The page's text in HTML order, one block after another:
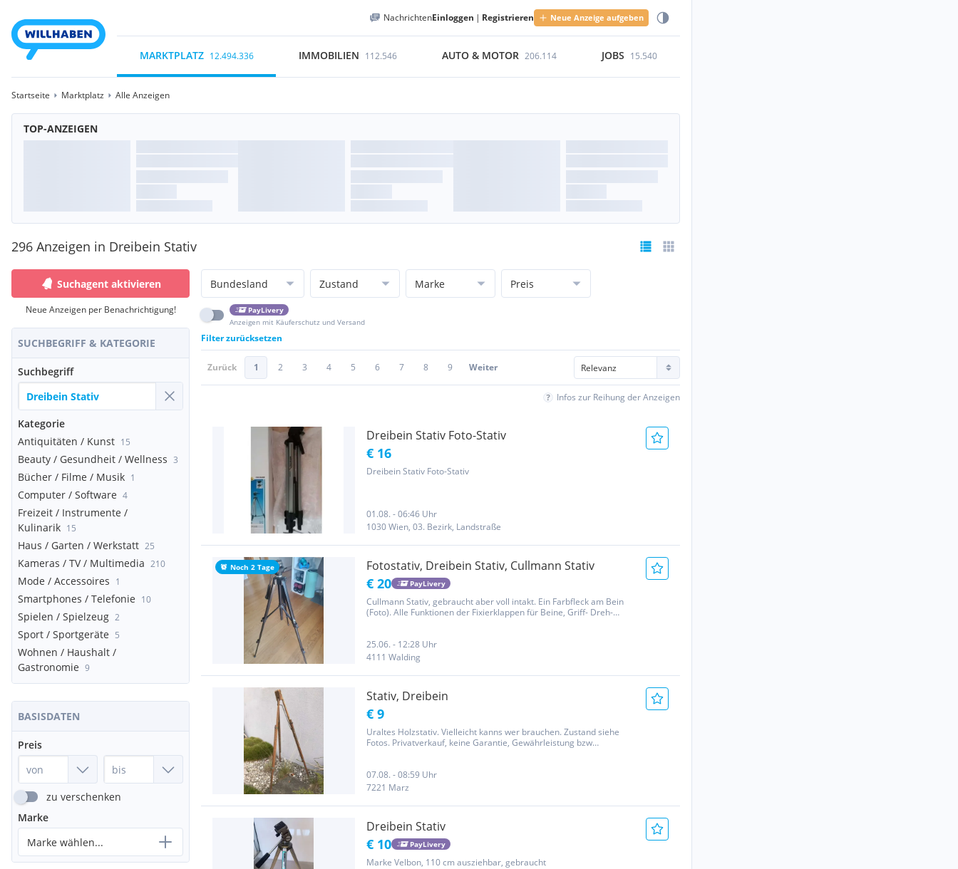
NachrichtenEinloggen | Registrieren Neue Anzeige aufgeben
MARKTPLATZ 12.494.336 IMMOBILIEN 112.546 AUTO & MOTOR 206.114 JOBS 15.540
Startseite Marktplatz Alle Anzeigen
TOP-ANZEIGEN
296 Anzeigen in Dreibein Stativ
Suchagent aktivieren
Neue Anzeigen per Benachrichtigung!
SUCHBEGRIFF & KATEGORIE
Suchbegriff
Kategorie
Antiquitäten / Kunst 15
Beauty / Gesundheit / Wellness 3
Bücher / Filme / Musik 1
Computer / Software 4
Freizeit / Instrumente /
Kulinarik 15
Haus / Garten / Werkstatt 25
Kameras / TV / Multimedia 210
Mode / Accessoires 1
Smartphones / Telefonie 10
Spielen / Spielzeug 2
Sport / Sportgeräte 5
Wohnen / Haushalt /
Gastronomie 9
BASISDATEN
Preis
zu verschenken
Marke
Marke wählen...
Bundesland Zustand Marke Preis
PayLivery
Anzeigen mit Käuferschutz und Versand
Filter zurücksetzen
Zurück 1 2 3 4 5 6 7 8 9 Weiter
Infos zur Reihung der Anzeigen
Dreibein Stativ Foto-Stativ
€ 16
Dreibein Stativ Foto-Stativ
01.08. - 06:46 Uhr
1030 Wien, 03. Bezirk, Landstraße
Noch 2 Tage Fotostativ, Dreibein Stativ, Cullmann Stativ
€ 20 PayLivery
Cullmann Stativ, gebraucht aber voll intakt. Ein Farbfleck am Bein
(Foto). Alle Funktionen der Fixierklappen für Beine, Griff- Dreh-
25.06. - 12:28 Uhr
4111 Walding
Stativ, Dreibein
€ 9
Uraltes Holzstativ. Vielleicht kanns wer brauchen. Zustand siehe
Fotos. Privatverkauf, keine Garantie, Gewährleistung bzw
07.08. - 08:59 Uhr
7221 Marz
Dreibein Stativ
€ 10 PayLivery
Marke Velbon, 110 cm ausziehbar, gebraucht